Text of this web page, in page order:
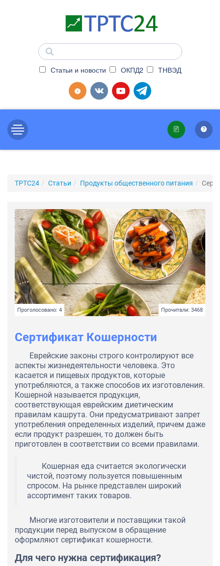
Статьи и новости ОКПД2 ТНВЭД
ТРТС24 Статьи Продукты общественного питания
Проголосовано: 4 Прочитали: 3468
Сертификат Кошерности
Еврейские законы строго контролируют все
аспекты жизнедеятельности человека. Это
касается и пищевых продуктов, которые
употребляются, а также способов их изготовления.
Кошерной называется продукция,
соответствующая еврейским диетическим
правилам кашрута. Они предусматривают запрет
употребления определенных изделий, причем даже
если продукт разрешен, то должен быть
приготовлен в соответствии со всеми правилами.
Кошерная еда считается экологически
чистой, поэтому пользуется повышенным
спросом. На рынке представлен широкий
ассортимент таких товаров.
Многие изготовители и поставщики такой
продукции перед выпуском в обращение
оформляют сертификат кошерности.
Для чего нужна сертификация?